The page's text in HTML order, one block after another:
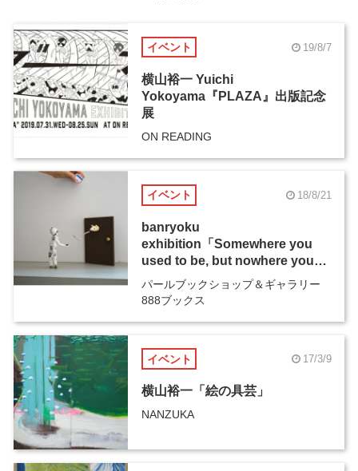
イベント 19/8/7
横山裕一 Yuichi
Yokoyama『PLAZA』出版記念
展
ON READING
イベント 18/8/21
banryoku
exhibition「Somewhere you
used to be, but nowhere you
belonged」
パールブックショップ＆ギャラリー
888ブックス
イベント 17/3/9
横山裕一「絵の具芸」
NANZUKA